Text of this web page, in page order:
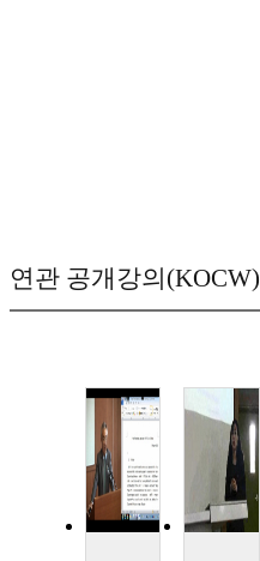
연관 공개강의(KOCW)